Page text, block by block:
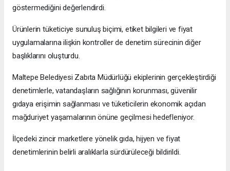
göstermediğini değerlendirdi.
Ürünlerin tüketiciye sunuluş biçimi, etiket bilgileri ve fiyat
uygulamalarına ilişkin kontroller de denetim sürecinin diğer
başlıklarını oluşturdu.
Maltepe Belediyesi Zabıta Müdürlüğü ekiplerinin gerçekleştirdiği
denetimlerle, vatandaşların sağlığının korunması, güvenilir
gıdaya erişimin sağlanması ve tüketicilerin ekonomik açıdan
mağduriyet yaşamalarının önüne geçilmesi hedefleniyor.
İlçedeki zincir marketlere yönelik gıda, hijyen ve fiyat
denetimlerinin belirli aralıklarla sürdürüleceği bildirildi.